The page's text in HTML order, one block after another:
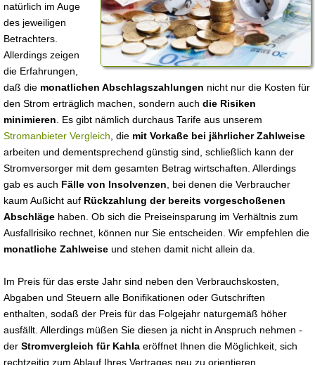
natürlich im Auge
des jeweiligen
Betrachters.
Allerdings zeigen
die Erfahrungen,
daß die monatlichen Abschlagszahlungen nicht nur die Kosten für
den Strom erträglich machen, sondern auch die Risiken
minimieren . Es gibt nämlich durchaus Tarife aus unserem
Stromanbieter Vergleich , die mit Vorkaße bei jährlicher Zahlweise
arbeiten und dementsprechend günstig sind, schließlich kann der
Stromversorger mit dem gesamten Betrag wirtschaften. Allerdings
gab es auch Fälle von Insolvenzen , bei denen die Verbraucher
kaum Außicht auf Rückzahlung der bereits vorgeschoßenen
Abschläge haben. Ob sich die Preiseinsparung im Verhältnis zum
Ausfallrisiko rechnet, können nur Sie entscheiden. Wir empfehlen die
monatliche Zahlweise und stehen damit nicht allein da.
Im Preis für das erste Jahr sind neben den Verbrauchskosten,
Abgaben und Steuern alle Bonifikationen oder Gutschriften
enthalten, sodaß der Preis für das Folgejahr naturgemäß höher
ausfällt. Allerdings müßen Sie diesen ja nicht in Anspruch nehmen -
der Stromvergleich für Kahla eröffnet Ihnen die Möglichkeit, sich
rechtzeitig zum Ablauf Ihres Vertrages neu zu orientieren.